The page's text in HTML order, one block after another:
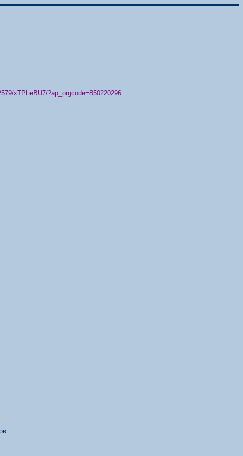
xTPLeBU7/?ap_orgcode=850220296